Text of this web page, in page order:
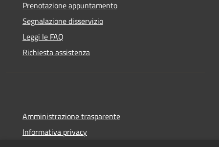
Prenotazione appuntamento
Segnalazione disservizio
Leggi le FAQ
Richiesta assistenza
Amministrazione trasparente
Informativa privacy